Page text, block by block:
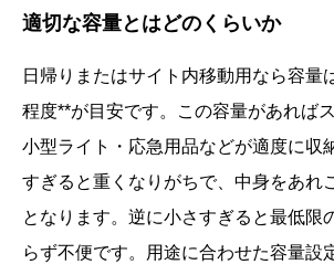
適切な容量とはどのくらいか
日帰りまたはサイト内移動用なら容量
程度**が目安です。この容量があれば
小型ライト・応急用品などが適度に収
すぎると重くなりがちで、中身をあれ
となります。逆に小さすぎると最低限
らず不便です。用途に合わせた容量設